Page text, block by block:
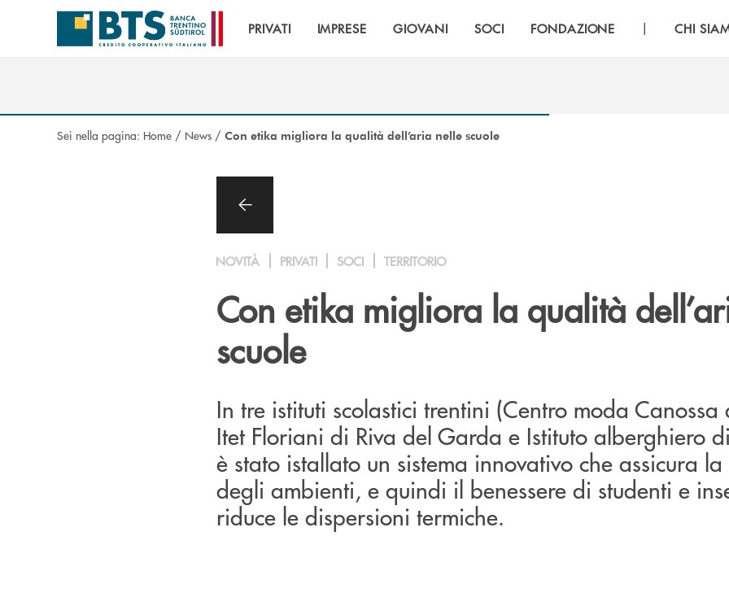
Salta al contenuto principale
PRIVATI IMPRESE GIOVANI SOCI FONDAZIONE | CHI
Sei nella pagina: Home / News / Con etika migliora la qualità dell’aria nelle scuole
NOVITÀ PRIVATI SOCI TERRITORIO
Con etika migliora la qualità
scuole
In tre istituti scolastici trentini (Centro moda Canossa
Itet Floriani di Riva del Garda e Istituto alberghiero
è stato istallato un sistema innovativo che assicura
degli ambienti, e quindi il benessere di studenti e
riduce le dispersioni termiche.